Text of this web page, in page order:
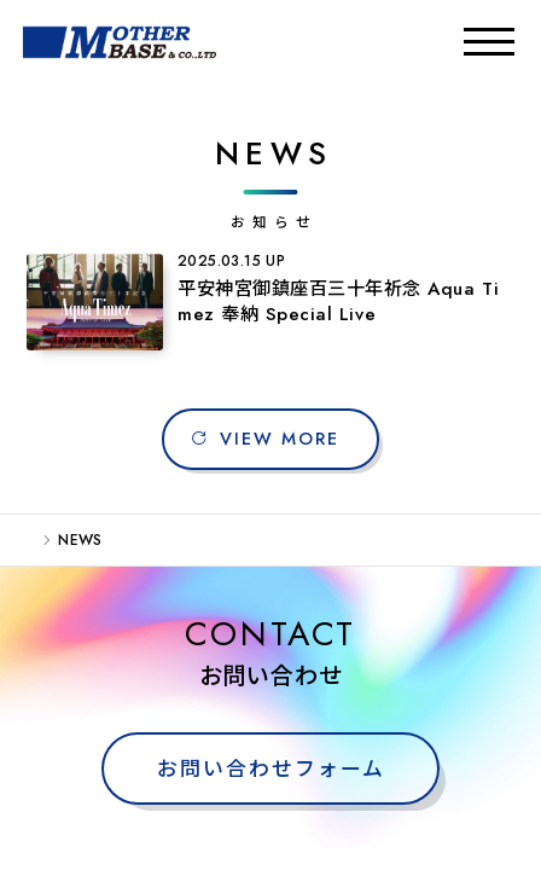
NEWS
お知らせ
2025.03.15 UP
平安神宮御鎮座百三十年祈念 Aqua Ti
mez 奉納 Special Live
VIEW MORE
NEWS
CONTACT
お問い合わせ
お問い合わせフォーム